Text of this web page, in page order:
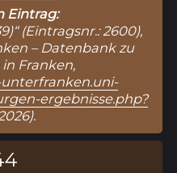
Eintrag:
(Eintragsnr.: 2600),
– Datenbank zu
Franken,
ergebnisse.php?